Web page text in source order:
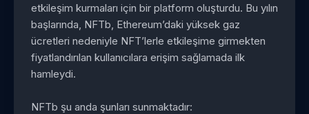
etkileşim kurmaları için bir platform oluşturdu. Bu yılın
başlarında, NFTb, Ethereum’daki yüksek gaz
ücretleri nedeniyle NFT’lerle etkileşime girmekten
fiyatlandırılan kullanıcılara erişim sağlamada ilk
hamleydi.
NFTb şu anda şunları sunmaktadır: